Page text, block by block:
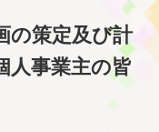
の策定及び計
人事業主の皆